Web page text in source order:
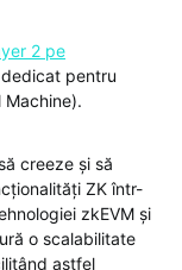
2 pe
pentru
Machine).
creeze și să
ZK într-
zkEVM și
o scalabilitate
astfel